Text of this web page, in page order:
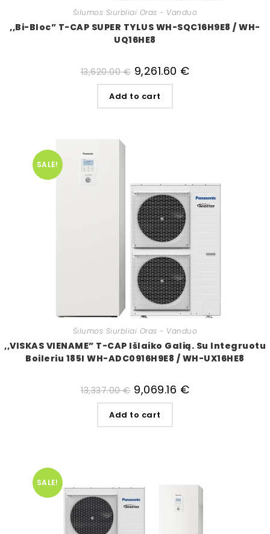
Šilumos Siurbliai Oras - Vanduo
,,Bi-Bloc” T-CAP SUPER TYLUS WH-SQC16H9E8 / WH-
UQ16HE8
13,620.00€ 9,261.60 €
Add to cart
SALE!
Šilumos Siurbliai Oras - Vanduo
,,VISKAS VIENAME” T-CAP Išlaiko Galią. Su Integruotu
Boileriu 185l WH-ADC0916H9E8 / WH-UX16HE8
13,337.00€ 9,069.16 €
Add to cart
SALE!